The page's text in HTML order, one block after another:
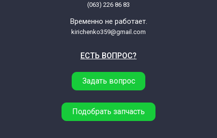
(063) 226 86 83
Временно не работает.
kirichenko359@gmail.com
ЕСТЬ ВОПРОС?
Задать вопрос
Подобрать запчасть